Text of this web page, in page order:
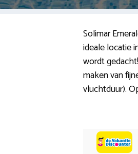
Solimar
ideale locatie
wordt
maken van
vluchtduur).